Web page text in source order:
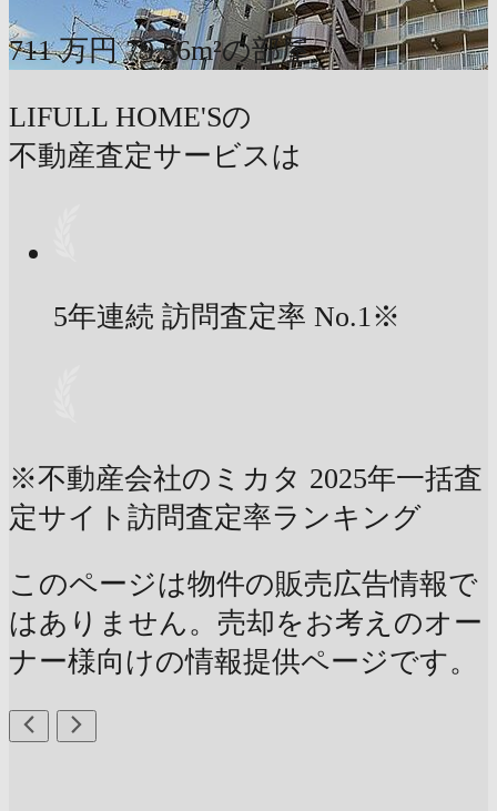
711 万円 79.56m²の部屋
LIFULL HOME'Sの
不動産査定サービスは
5年連続 訪問査定率 No.1※
※不動産会社のミカタ 2025年一括査
定サイト訪問査定率ランキング
このページは物件の販売広告情報で
はありません。売却をお考えのオー
ナー様向けの情報提供ページです。